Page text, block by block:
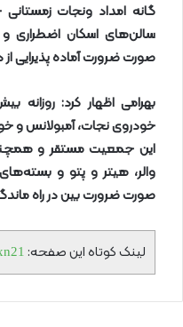
گانه امداد ونجات
سالن‌های اسکان اضطراری
صورت ضرورت آماده پذیرایی
بهرامی اظهار کرد: روزانه
خودروی نجات، آمبولانس و
این جمعیت مستقر و
والر، هیتر و پتو و
صورت ضرورت بین در راه
لینک کوتاه این صفحه: